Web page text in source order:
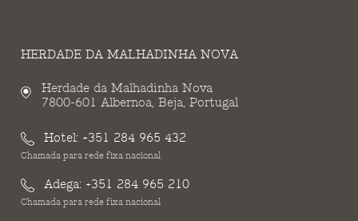
HERDADE DA MALHADINHA NOVA
Herdade da Malhadinha Nova
7800-601 Albernoa, Beja, Portugal
Hotel: +351 284 965 432
Chamada para rede fixa nacional
Adega: +351 284 965 210
Chamada para rede fixa nacional